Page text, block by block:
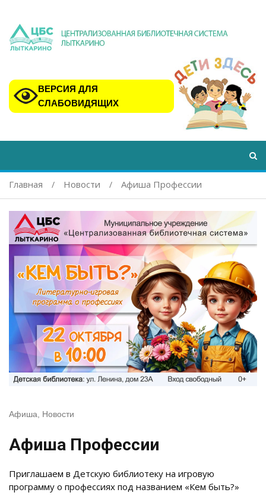
ВЕРСИЯ ДЛЯ
СЛАБОВИДЯЩИХ
Главная Новости Афиша Профессии
Афиша, Новости
Афиша Профессии
Приглашаем в Детскую библиотеку на игровую
программу о профессиях под названием «Кем быть?»